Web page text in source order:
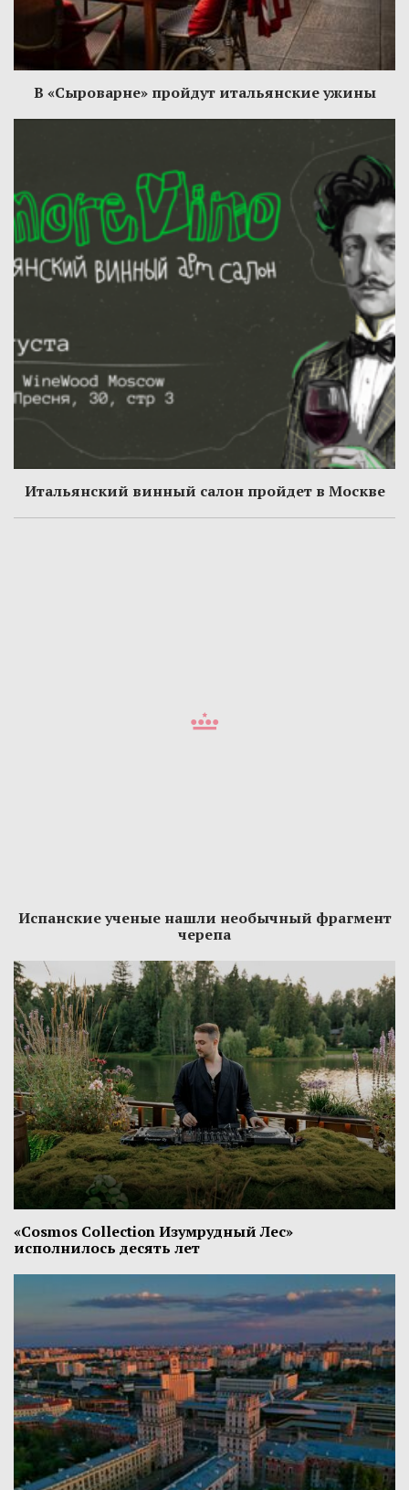
В «Сыроварне» пройдут итальянские ужины
Итальянский винный салон пройдет в Москве
Испанские ученые нашли необычный фрагмент
черепа
«Cosmos Collection Изумрудный Лес»
исполнилось десять лет